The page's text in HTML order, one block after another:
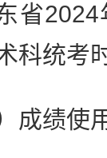
2024
科统考
绩使